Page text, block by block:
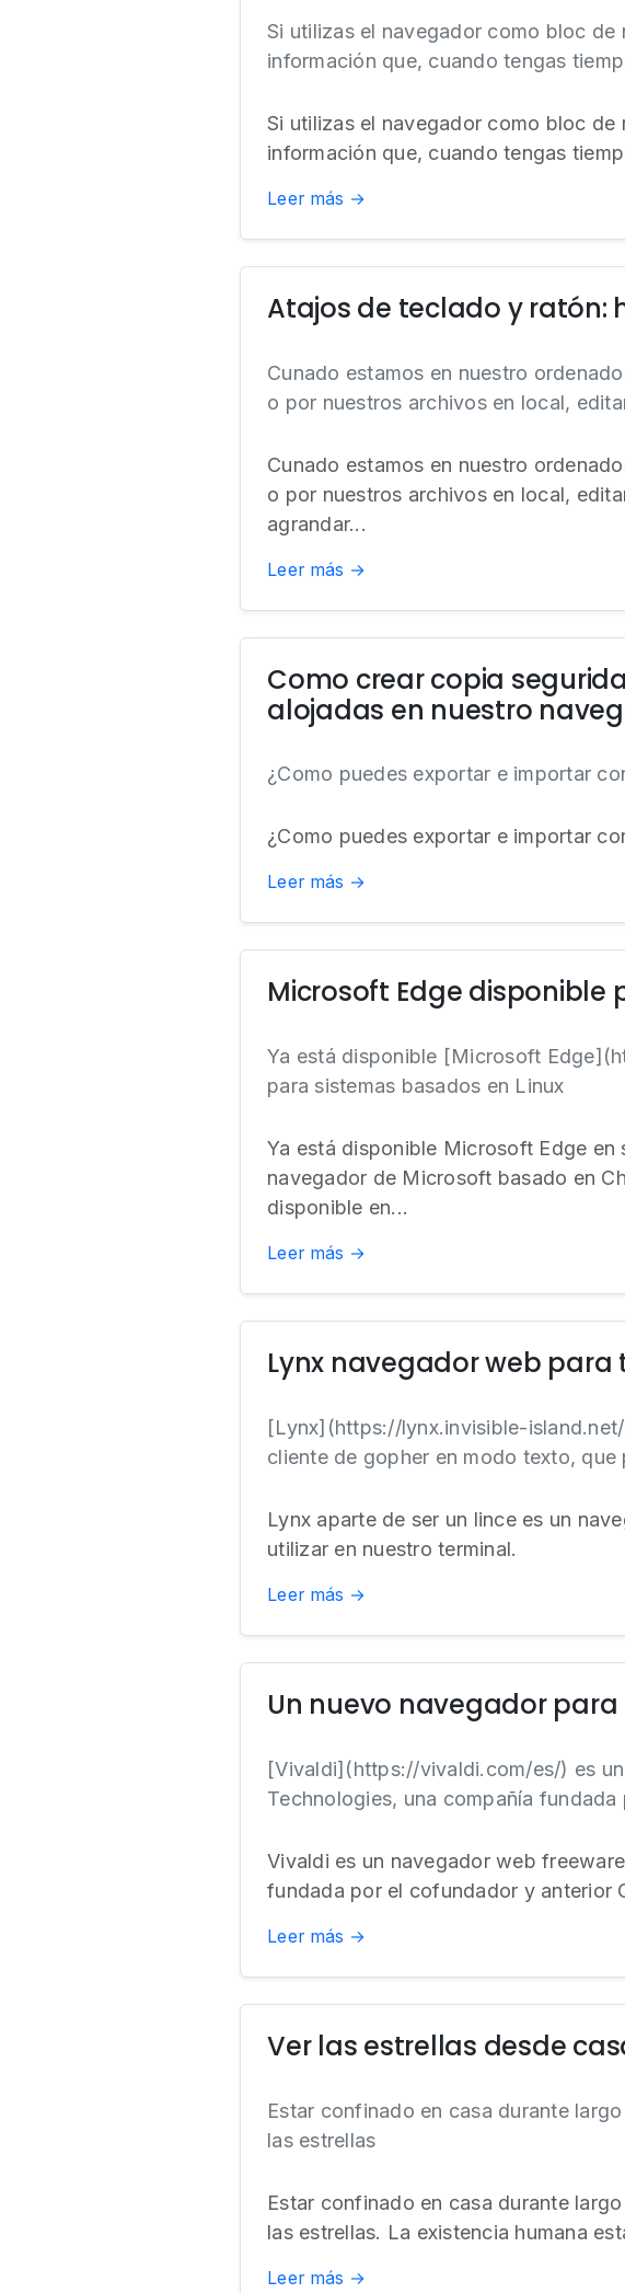
Si utilizas el navegador como bloc
información que, cuando tengas
Si utilizas el navegador como bloc
información que, cuando tengas
Leer más →
Atajos de teclado y ratón:
Cunado estamos en nuestro
o por nuestros archivos en local,
Cunado estamos en nuestro
o por nuestros archivos en local,
agrandar...
Leer más →
Como crear copia
alojadas en nuestro
¿Como puedes exportar e importar
¿Como puedes exportar e importar
Leer más →
Microsoft Edge disponible
Ya está disponible [Microsoft
para sistemas basados en Linux
Ya está disponible Microsoft Edge en
navegador de Microsoft basado en
disponible en...
Leer más →
Lynx navegador web para
[Lynx](https://lynx.invisible-
cliente de gopher en modo texto, que
Lynx aparte de ser un lince es un
utilizar en nuestro terminal.
Leer más →
Un nuevo navegador
[Vivaldi](https://vivaldi.com/es/) es
Technologies, una compañía
Vivaldi es un navegador web
fundada por el cofundador y anterior
Leer más →
Ver las estrellas desde
Estar confinado en casa durante
las estrellas
Estar confinado en casa durante
las estrellas. La existencia humana
Leer más →